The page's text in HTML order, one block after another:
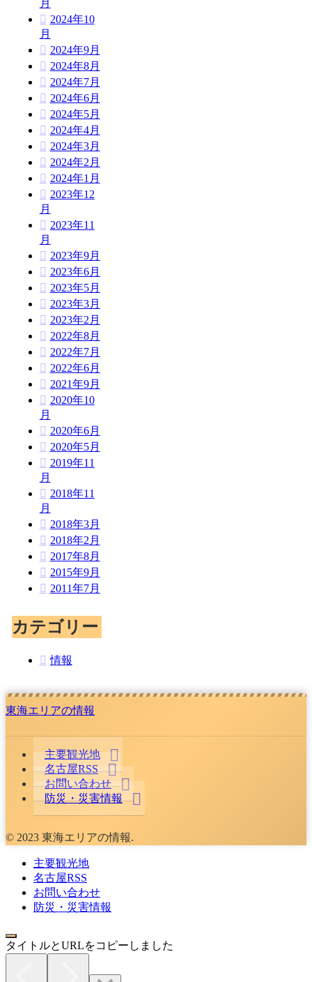
月
2024年10
月
2024年9月
2024年8月
2024年7月
2024年6月
2024年5月
2024年4月
2024年3月
2024年2月
2024年1月
2023年12
月
2023年11
月
2023年9月
2023年6月
2023年5月
2023年3月
2023年2月
2022年8月
2022年7月
2022年6月
2021年9月
2020年10
月
2020年6月
2020年5月
2019年11
月
2018年11
月
2018年3月
2018年2月
2017年8月
2015年9月
2011年7月
カテゴリー
情報
東海エリアの情報
主要観光地
名古屋RSS
お問い合わせ
防災・災害情報
© 2023 東海エリアの情報.
主要観光地
名古屋RSS
お問い合わせ
防災・災害情報
タイトルとURLをコピーしました